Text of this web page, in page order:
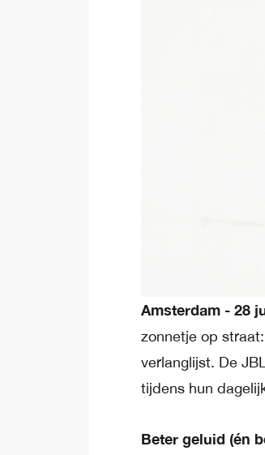
Amsterdam - 28
zonnetje op
verlanglijst. De
tijdens hun
Beter geluid (én